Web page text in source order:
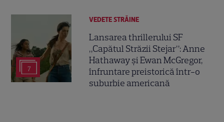
7
VEDETE STRĂINE
Lansarea thrillerului SF
„Capătul Străzii Stejar”: Anne
Hathaway și Ewan McGregor,
înfruntare preistorică într-o
suburbie americană